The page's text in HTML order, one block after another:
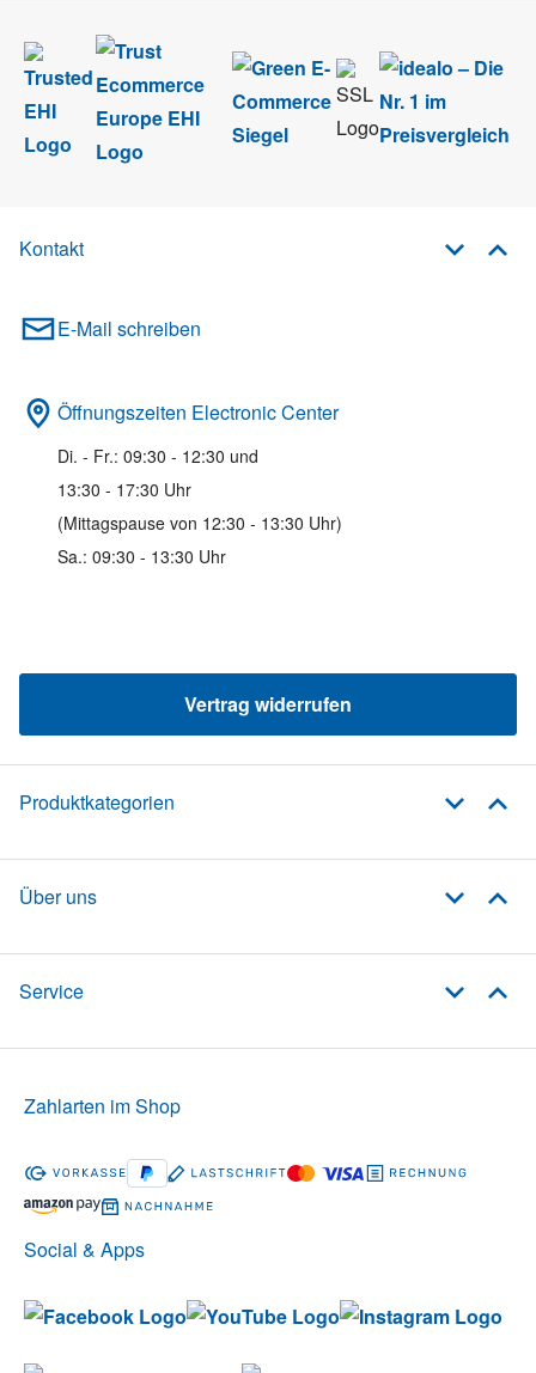
Kontakt
E-Mail schreiben
Öffnungszeiten Electronic Center
Di. - Fr.: 09:30 - 12:30 und
13:30 - 17:30 Uhr
(Mittagspause von 12:30 - 13:30 Uhr)
Sa.: 09:30 - 13:30 Uhr
Vertrag widerrufen
Produktkategorien
Über uns
Service
Social & Apps
Zahlarten im Shop